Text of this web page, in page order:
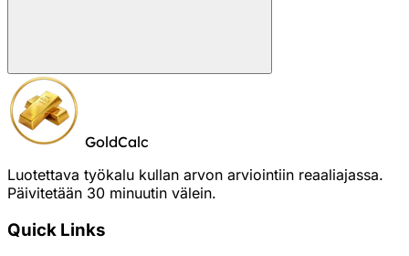
GoldCalc
Luotettava työkalu kullan arvon arviointiin reaaliajassa.
Päivitetään 30 minuutin välein.
Quick Links